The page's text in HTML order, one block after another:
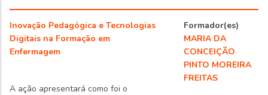
Inovação Pedagógica e Tecnologias
Digitais na Formação em
Enfermagem
A ação apresentará como foi o
Formador(es)
MARIA DA
CONCEIÇÃO
PINTO MOREIRA
FREITAS